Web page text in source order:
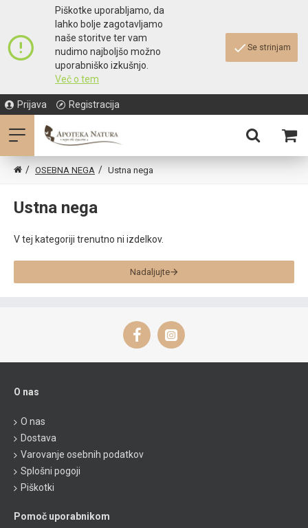
Piškotke uporabljamo, da
lahko bolje zagotavljamo
naše storitve ter vam
nudimo najboljšo možno
uporabniško izkušnjo.
Več o tem
Se strinjam
Prijava Registracija
OSEBNA NEGA Ustna nega
Ustna nega
V tej kategoriji trenutno ni izdelkov.
Nadaljujte
O nas
O nas
Dostava
Varovanje osebnih podatkov
Splošni pogoji
Piškotki
Pomoč uporabnikom